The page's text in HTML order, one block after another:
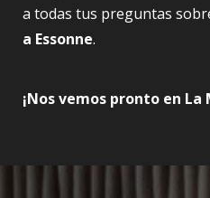
a todas tus preguntas
a Essonne.
¡Nos vemos pronto en La